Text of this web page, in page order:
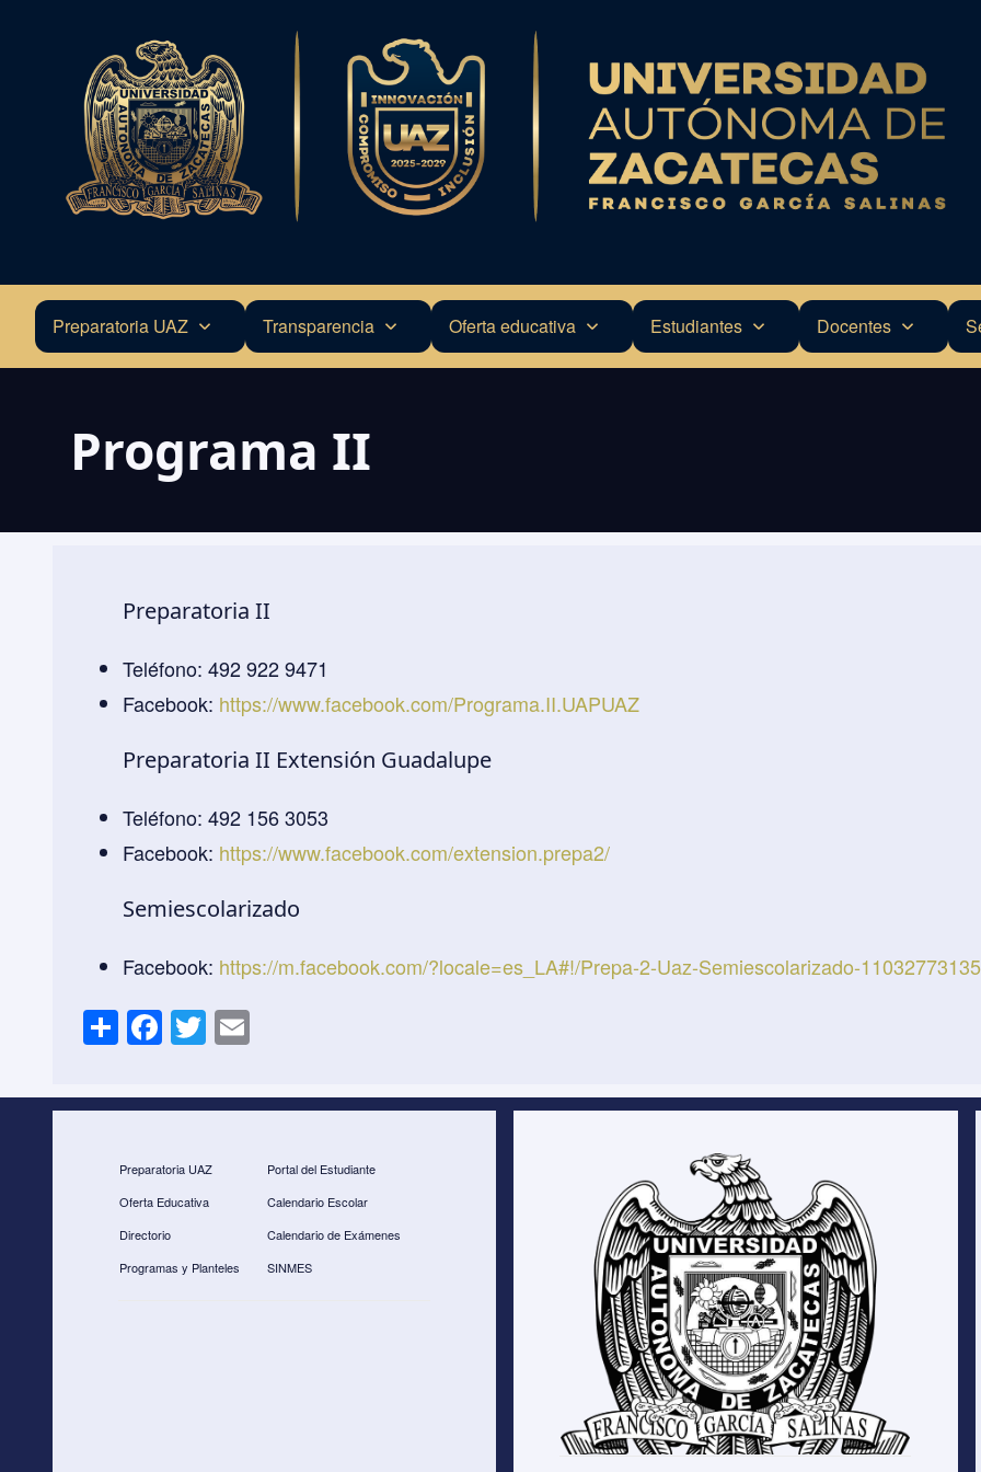
Navegación
Preparatoria UAZ Transparencia Oferta educativa Estudiantes Docentes
Programa II
Preparatoria II
Teléfono: 492 922 9471
Facebook: https://www.facebook.com/Programa.II.UAPUAZ
Preparatoria II Extensión Guadalupe
Teléfono: 492 156 3053
Facebook: https://www.facebook.com/extension.prepa2/
Semiescolarizado
Facebook: https://m.facebook.com/?locale=es_LA#!/Prepa-2-Uaz-Semiescolarizado-
S
h
ar
e
F
a
c
e
b
o
o
k
T
wi
tt
er
ail
Preparatoria UAZ
Oferta Educativa
Directorio
Programas y Planteles
Portal del Estudiante
Calendario Escolar
Calendario de Exámenes
SINMES